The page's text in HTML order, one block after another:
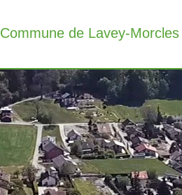
Commune de Lavey-Morcles